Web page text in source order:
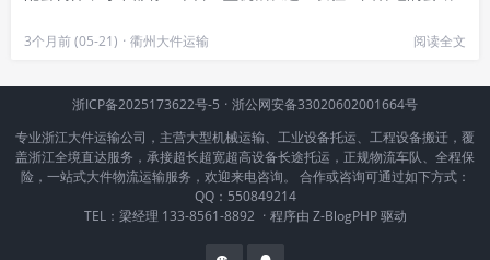
3个月前 (05-21) · 衢州大件运输 阅读全文
浙ICP备2025173622号-5 · 浙公网安备33020602001664号
专业浙江大件运输公司，主营大型机械运输、工业设备托运、工程设备搬迁，覆
盖浙江全境直达服务，承接超长超宽超高设备长途托运，正规物流车队、全程保
险，一站式大件物流运输服务，欢迎来电咨询。 合作或咨询可通过如下方式：
QQ：550849214
TEL：梁经理 133-8561-8892 · 程序由 Z-BlogPHP驱动